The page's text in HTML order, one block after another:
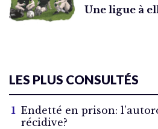
Une ligue à
LES PLUS CONSULTÉS
Endetté en prison:
récidive?